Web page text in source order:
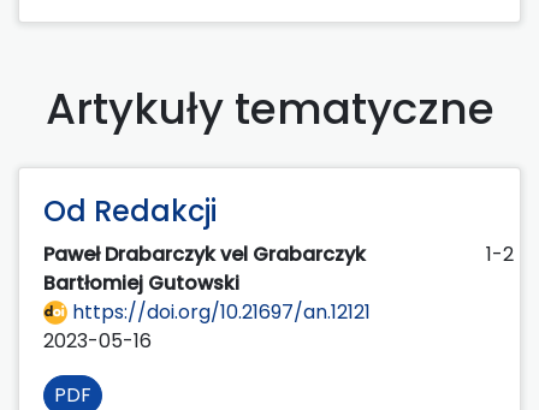
Artykuły tematyczne
Od Redakcji
Paweł Drabarczyk vel Grabarczyk
Bartłomiej Gutowski
1-2
https://doi.org/10.21697/an.12121
2023-05-16
PDF